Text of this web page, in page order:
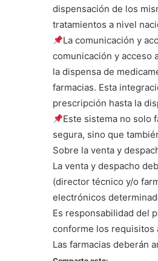
dispensación de los
tratamientos a nivel
La comunicación y
comunicación y acceso
la dispensa de
farmacias. Esta
prescripción hasta la
Este sistema no solo
segura, sino que
Sobre la venta y
La venta y despacho
(director técnico y/o
electrónicos
Es responsabilidad del
conforme los requisitos
Las farmacias deberán